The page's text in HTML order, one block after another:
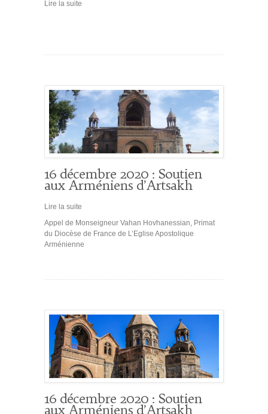
Lire la suite
16 décembre 2020 : Soutien
aux Arméniens d’Artsakh
Lire la suite
Appel de Monseigneur Vahan Hovhanessian, Primat
du Diocèse de France de L’Eglise Apostolique
Arménienne
16 décembre 2020 : Soutien
aux Arméniens d’Artsakh